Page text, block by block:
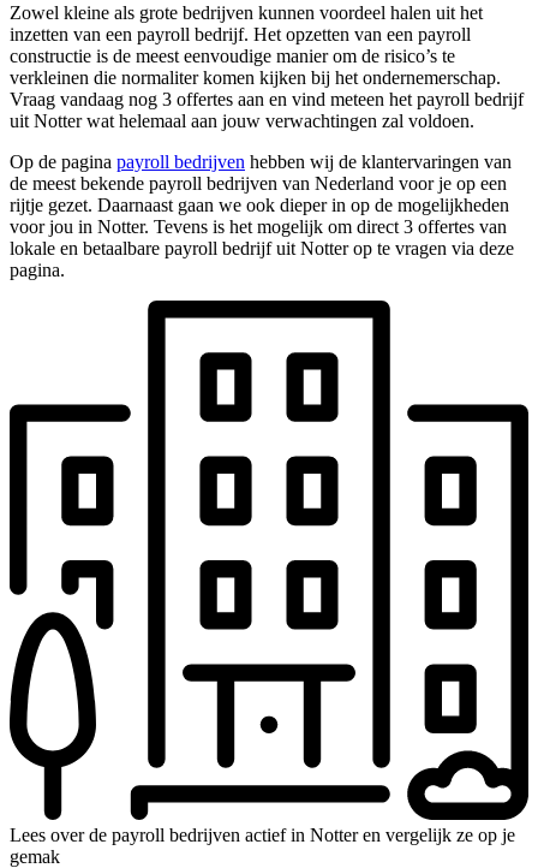
Zowel kleine als grote bedrijven kunnen voordeel halen uit het
inzetten van een payroll bedrijf. Het opzetten van een payroll
constructie is de meest eenvoudige manier om de risico’s te
verkleinen die normaliter komen kijken bij het ondernemerschap.
Vraag vandaag nog 3 offertes aan en vind meteen het payroll bedrijf
uit Notter wat helemaal aan jouw verwachtingen zal voldoen.
Op de pagina payroll bedrijven hebben wij de klantervaringen van
de meest bekende payroll bedrijven van Nederland voor je op een
rijtje gezet. Daarnaast gaan we ook dieper in op de mogelijkheden
voor jou in Notter. Tevens is het mogelijk om direct 3 offertes van
lokale en betaalbare payroll bedrijf uit Notter op te vragen via deze
pagina.
Lees over de payroll bedrijven actief in Notter en vergelijk ze op je
gemak